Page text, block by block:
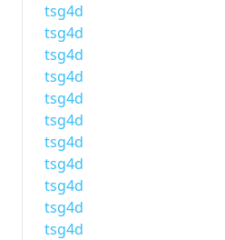
tsg4d
tsg4d
tsg4d
tsg4d
tsg4d
tsg4d
tsg4d
tsg4d
tsg4d
tsg4d
tsg4d